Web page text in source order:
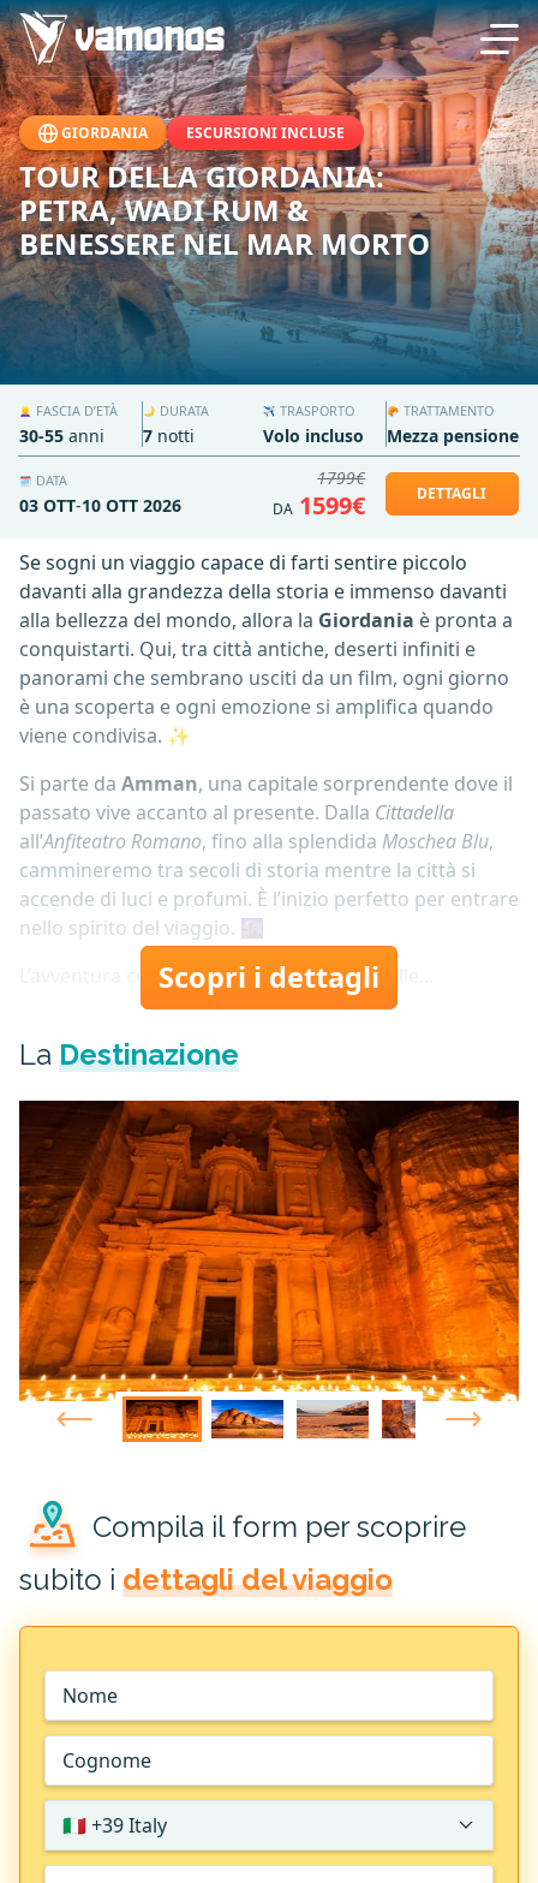
GIORDANIA ESCURSIONI INCLUSE
TOUR DELLA GIORDANIA:
PETRA, WADI RUM &
BENESSERE NEL MAR MORTO
🗓️ DATA
03 OTT-10 OTT 2026
🌙 DURATA
7 notti
👱‍♀️ FASCIA D’ETÀ
30-55 anni
✈️ TRASPORTO
Volo incluso
🥐 TRATTAMENTO
Mezza pensione
1799€
DA 1599€ DETTAGLI
Se sogni un viaggio capace di farti sentire piccolo
davanti alla grandezza della storia e immenso davanti
alla bellezza del mondo, allora la Giordania è pronta a
conquistarti. Qui, tra città antiche, deserti infiniti e
panorami che sembrano usciti da un film, ogni giorno
è una scoperta e ogni emozione si amplifica quando
viene condivisa. ✨
Si parte da Amman, una capitale sorprendente dove il
passato vive accanto al presente. Dalla Cittadella
all’Anfiteatro Romano, fino alla splendida Moschea Blu,
cammineremo tra secoli di storia mentre la città si
accende di luci e profumi. È l’inizio perfetto per entrare
nello spirito del viaggio. 🌆
L’avventura continua verso Jerash, una delle...
Scopri i dettagli
La Destinazione
Compila il form per scoprire
subito i dettagli del viaggio
🇮🇹 +39 Italy